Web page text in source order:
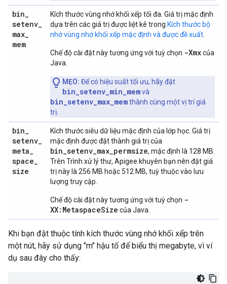
bin_
setenv_
max_
mem
Kích thước vùng nhớ khối xếp tối đa. Giá trị mặc định
dựa trên các giá trị được liệt kê trong Kích thước bộ
nhớ vùng nhớ khối xếp mặc định và được đề xuất
Chế độ cài đặt này tương ứng với tuỳ chọn -Xmxcủa
Java.
MẸO: Để có hiệu suất tối ưu, hãy đặt
bin_setenv_min_memvà
bin_setenv_max_memthành cùng một vị trí giá
trị.
bin_
setenv_
meta_
space_
size
Kích thước siêu dữ liệu mặc định của lớp học. Giá trị
mặc định được đặt thành giá trị của
bin_setenv_max_permsize, mặc định là 128 MB.
Trên Trình xử lý thư, Apigee khuyên bạn nên đặt giá
trị này là 256 MB hoặc 512 MB, tuỳ thuộc vào lưu
lượng truy cập.
Chế độ cài đặt này tương ứng với tuỳ chọn -
XX:MetaspaceSize của Java.
Khi bạn đặt thuộc tính kích thước vùng nhớ khối xếp trên
một nút, hãy sử dụng "m" hậu tố để biểu thị megabyte, vì ví
dụ sau đây cho thấy: